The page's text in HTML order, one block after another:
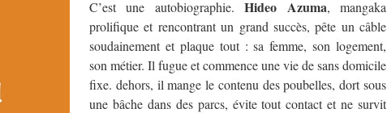
C’est une autobiographie.Hideo Azuma, mangaka
prolifique et rencontrant un grand succès, pête un câble
soudainement et plaque tout : sa femme, son logement,
son métier. Il fugue et commence une vie de sans domicile
fixe. dehors, il mange le contenu des poubelles, dort sous
une bâche dans des parcs, évite tout contact et ne survit